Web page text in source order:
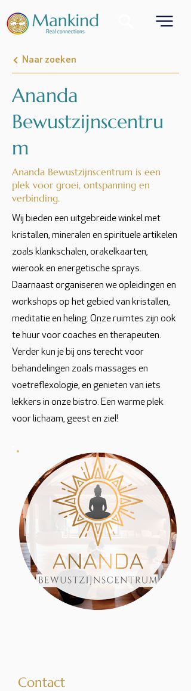
Naar zoeken
Ananda
Bewustzijnscentru
m
Ananda Bewustzijnscentrum is een
plek voor groei, ontspanning en
verbinding.
Wij bieden een uitgebreide winkel met
kristallen, mineralen en spirituele artikelen
zoals klankschalen, orakelkaarten,
wierook en energetische sprays.
Daarnaast organiseren we opleidingen en
workshops op het gebied van kristallen,
meditatie en heling. Onze ruimtes zijn ook
te huur voor coaches en therapeuten.
Verder kun je bij ons terecht voor
behandelingen zoals massages en
voetreflexologie, en genieten van iets
lekkers in onze bistro. Een warme plek
voor lichaam, geest en ziel!
Contact